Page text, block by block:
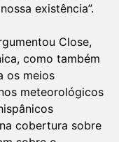
existência”.
Close,
como também
os meios
meteorológicos
cobertura sobre